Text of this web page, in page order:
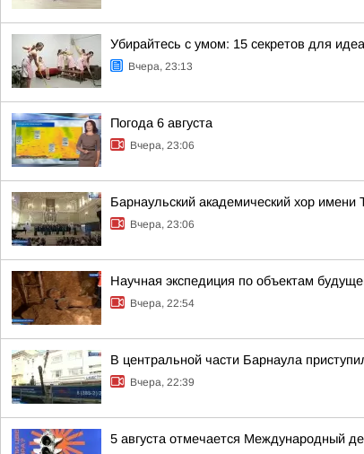
Убирайтесь с умом: 15 секретов для
Вчера, 23:13
Погода 6 августа
Вчера, 23:06
Барнаульский академический хор
Вчера, 23:06
Научная экспедиция по объектам
Вчера, 22:54
В центральной части Барнаула
Вчера, 22:39
5 августа отмечается Международный